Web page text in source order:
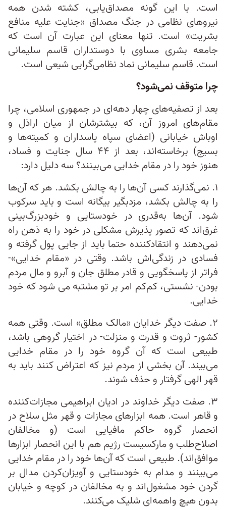
است. با این گونه مصداق‌یابی، کشته شدن همه
نیروهای نظامی در جنگ مصداق «جنایت علیه منافع
بشریت» است. تنها معنای این عبارت آن است که
جامعه بشری مساوی با دوستداران قاسم سلیمانی
است. قاسم سلیمانی نماد نظامی‌گرایی شیعی است.
چرا متوقف نمی‌شود؟
بعد از تصفیه‌های چهار دهه‌ای در جمهوری اسلامی، چرا
مقام‌های امروز آن، که بیشترشان از میان اراذل و
اوباش خیابانی (اعضای سپاه پاسداران و کمیته‌ها و
بسیج) برخاسته‌اند، بعد از ۴۴ سال جنایت و فساد،
هنوز خود را در مقام خدایی می‌بینند؟ سه دلیل دارد:
۱. نمی‌گذارند کسی آن‌ها را به چالش بکشد. هر که آن‌ها
را به چالش بکشد، مزدبگیر بیگانه است و باید سرکوب
شود. آن‌ها به‌قدری در خودستایی و خودبزرگ‌بینی
غرق‌اند که تصور پذیرش مشکلی در خود را به ذهن راه
نمی‌دهند و انتقادکننده حتما باید از جایی پول گرفته و
فسادی در زندگی‌اش باشد. وقتی در «مقام خدایی»-
فراتر از پاسخگویی و قادر مطلق جان و آبرو و مال مردم
بودن- نشستی، کم‌کم امر بر تو مشتبه می شود که خود
خدایی.
۲. صفت دیگر خدایان «مالک مطلق» است. وقتی همه
کشور- ثروت و قدرت و منزلت- در اختیار گروهی باشد،
طبیعی است که آن گروه خود را در مقام خدایی
می‌بیند. آن بخشی از مردم نیز که اعتراض کنند باید به
قهر الهی گرفتار و حذف شوند.
۳. صفت دیگر خداوند در ادیان ابراهیمی مجازات‌کننده
و قاهر است. همه ابزارهای مجازات و قهر مثل سلاح در
انحصار گروه حاکم مافیایی است (و مخالفان
اصلاح‌طلب و مارکسیست رژیم هم با این انحصار ابزارها
موافق‌اند). طبیعی است که آن‌ها خود را در مقام خدایی
می‌بینند و مدام به خودستایی و آویزان‌کردن مدال بر
گردن خود مشغول‌اند و به مخالفان در کوچه و خیابان
بدون هیچ واهمه‌ای شلیک می‌کنند.